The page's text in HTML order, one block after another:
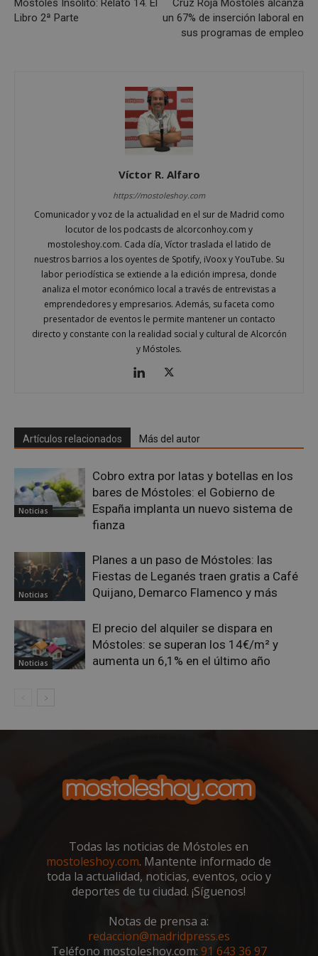
Móstoles Insólito: Relato 14. El
Libro 2ª Parte
Cruz Roja Móstoles alcanza
un 67% de inserción laboral en
sus programas de empleo
Víctor R. Alfaro
https://mostoleshoy.com
Comunicador y voz de la actualidad en el sur de Madrid como
locutor de los podcasts de alcorconhoy.com y
mostoleshoy.com. Cada día, Víctor traslada el latido de
nuestros barrios a los oyentes de Spotify, iVoox y YouTube. Su
labor periodística se extiende a la edición impresa, donde
analiza el motor económico local a través de entrevistas a
emprendedores y empresarios. Además, su faceta como
presentador de eventos le permite mantener un contacto
directo y constante con la realidad social y cultural de Alcorcón
y Móstoles.
Artículos relacionados Más del autor
Noticias
Cobro extra por latas y botellas en los
bares de Móstoles: el Gobierno de
España implanta un nuevo sistema de
fianza
Noticias
Planes a un paso de Móstoles: las
Fiestas de Leganés traen gratis a Café
Quijano, Demarco Flamenco y más
Noticias
El precio del alquiler se dispara en
Móstoles: se superan los 14€/m² y
aumenta un 6,1% en el último año
Todas las noticias de Móstoles en
mostoleshoy.com. Mantente informado de
toda la actualidad, noticias, eventos, ocio y
deportes de tu ciudad. ¡Síguenos!
Notas de prensa a:
redaccion@madridpress.es
Teléfono mostoleshoy.com: 91 643 36 97
Cookies de preferencias
Cookies de funcionalidad
Cookies no clasificadas
Las cookies estrictamente necesarias permiten la
funcionalidad principal del sitio web, como el
inicio de sesión de usuario y la gestión de cuentas.
El sitio web no se puede utilizar correctamente sin
las cookies estrictamente necesarias.
Nombre
Proveedor/
Dominio
Cloudflare Inc.
.x.com
56
__cf_bm
Cloudflare Inc.
29 minutos